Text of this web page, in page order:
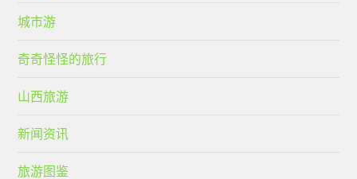
城市游
奇奇怪怪的旅行
山西旅游
新闻资讯
旅游图鉴